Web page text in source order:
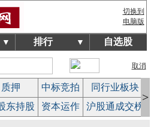
切换到
电脑版
▼ 排行 ▼ 自选股
取消
质押 中标竞拍
同行业板块
东持股 资本运作 沪股通成交榜
>